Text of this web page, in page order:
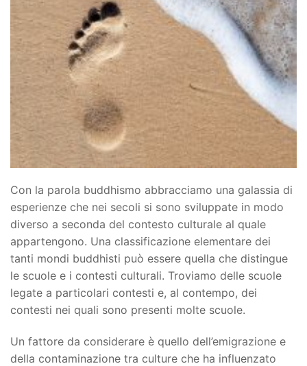
Con la parola buddhismo abbracciamo una galassia di
esperienze che nei secoli si sono sviluppate in modo
diverso a seconda del contesto culturale al quale
appartengono. Una classificazione elementare dei
tanti mondi buddhisti può essere quella che distingue
le scuole e i contesti culturali. Troviamo delle scuole
legate a particolari contesti e, al contempo, dei
contesti nei quali sono presenti molte scuole.
Un fattore da considerare è quello dell’emigrazione e
della contaminazione tra culture che ha influenzato